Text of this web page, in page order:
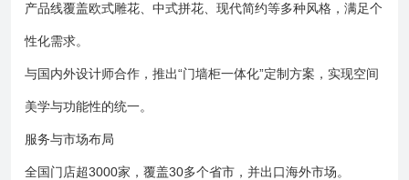
产品线覆盖欧式雕花、中式拼花、现代简约等多种风格，满足个
性化需求。
与国内外设计师合作，推出“门墙柜一体化”定制方案，实现空间
美学与功能性的统一。
服务与市场布局
全国门店超3000家，覆盖30多个省市，并出口海外市场。